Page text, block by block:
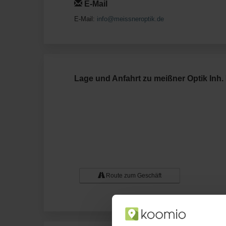
E-Mail
E-Mail: info@meissneroptik.de
Lage und Anfahrt zu meißner Optik
Route zum Geschäft